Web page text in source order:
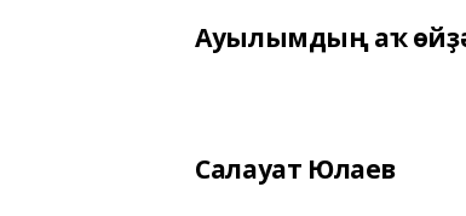
Ауылымдың аҡ
Салауат Юлаев